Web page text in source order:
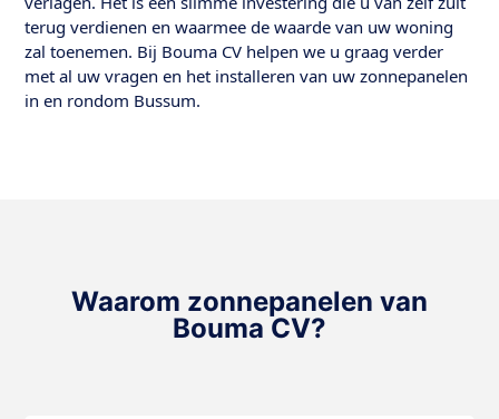
terug verdienen en waarmee de waarde van uw woning
zal toenemen. Bij Bouma CV helpen we u graag verder
met al uw vragen en het installeren van uw zonnepanelen
in en rondom Bussum.
Waarom zonnepanelen van
Bouma CV?